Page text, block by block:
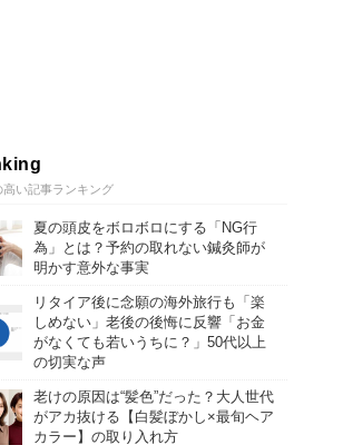
高い記事ランキング
夏の頭皮をボロボロにする「NG行
為」とは？予約の取れない鍼灸師が
明かす意外な事実
リタイア後に念願の海外旅行も「楽
しめない」老後の後悔に反響「お金
がなくても若いうちに？」50代以上
の切実な声
老けの原因は“髪色”だった？大人世代
がアカ抜ける【白髪ぼかし×最旬ヘア
カラー】の取り入れ方